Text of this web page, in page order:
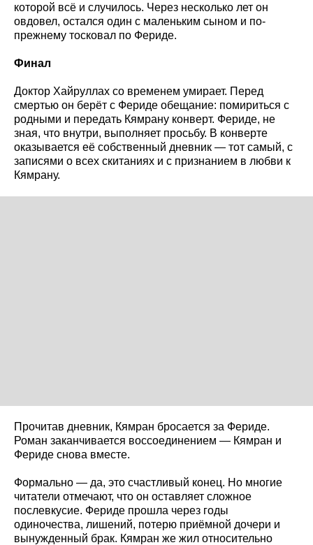
которой всё и случилось. Через несколько лет он
овдовел, остался один с маленьким сыном и по-
прежнему тосковал по Фериде.
Финал
Доктор Хайруллах со временем умирает. Перед
смертью он берёт с Фериде обещание: помириться с
родными и передать Кямрану конверт. Фериде, не
зная, что внутри, выполняет просьбу. В конверте
оказывается её собственный дневник — тот самый, с
записями о всех скитаниях и с признанием в любви к
Кямрану.
Прочитав дневник, Кямран бросается за Фериде.
Роман заканчивается воссоединением — Кямран и
Фериде снова вместе.
Формально — да, это счастливый конец. Но многие
читатели отмечают, что он оставляет сложное
послевкусие. Фериде прошла через годы
одиночества, лишений, потерю приёмной дочери и
вынужденный брак. Кямран же жил относительно